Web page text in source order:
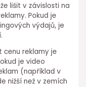
lišit v závislosti na
Pokud je
výdajů, je
cenu reklamy je
je video
(například v
nižší než v zemích